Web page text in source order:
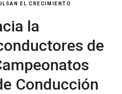
EL CRECIMIENTO
la
de
Conducción